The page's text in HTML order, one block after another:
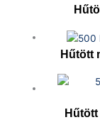
Hűtött